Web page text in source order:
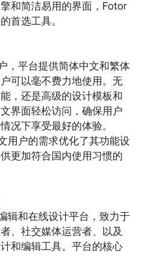
和简洁易用的界面，Fotor
首选工具。
，平台提供简体中文和繁体
可以毫不费力地使用。无
，还是高级的设计模板和
界面轻松访问，确保用户
况下享受最好的体验。
用户的需求优化了其功能设
更加符合国内使用习惯的
辑和在线设计平台，致力于
、社交媒体运营者、以及
和编辑工具。平台的核心